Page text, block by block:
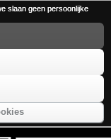
slaan geen persoonlijke